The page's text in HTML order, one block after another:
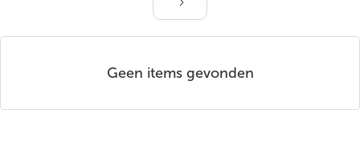
Geen items gevonden